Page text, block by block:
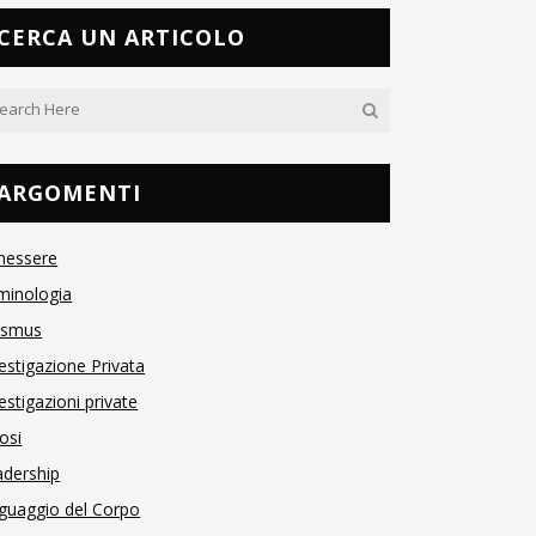
UN ARTICOLO
Privata
private
del Corpo